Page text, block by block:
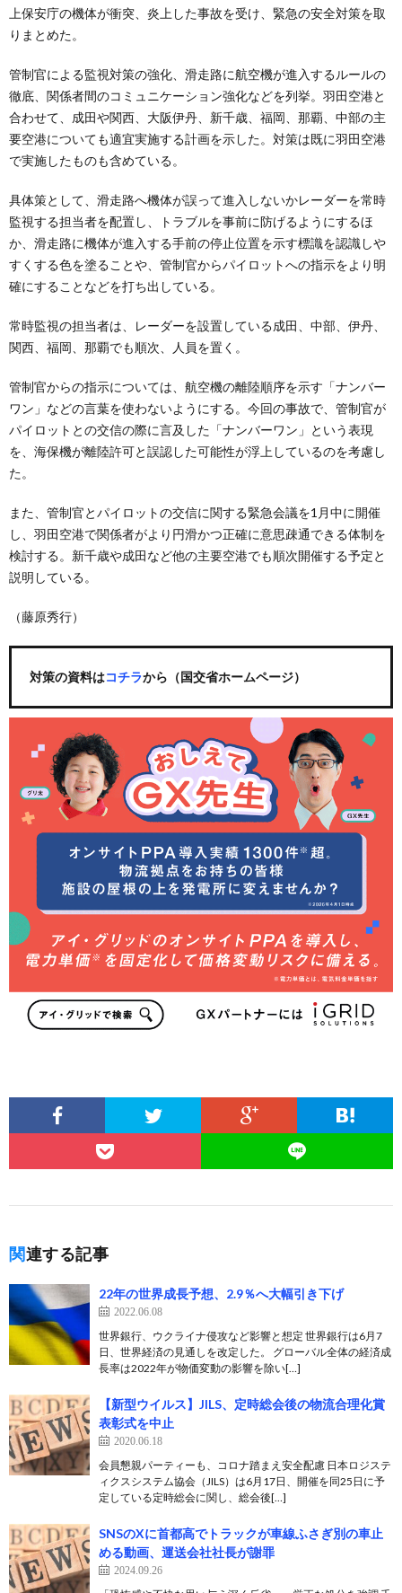
上保安庁の機体が衝突、炎上した事故を受け、緊急の安全対策を取
りまとめた。
管制官による監視対策の強化、滑走路に航空機が進入するルールの
徹底、関係者間のコミュニケーション強化などを列挙。羽田空港と
合わせて、成田や関西、大阪伊丹、新千歳、福岡、那覇、中部の主
要空港についても適宜実施する計画を示した。対策は既に羽田空港
で実施したものも含めている。
具体策として、滑走路へ機体が誤って進入しないかレーダーを常時
監視する担当者を配置し、トラブルを事前に防げるようにするほ
か、滑走路に機体が進入する手前の停止位置を示す標識を認識しや
すくする色を塗ることや、管制官からパイロットへの指示をより明
確にすることなどを打ち出している。
常時監視の担当者は、レーダーを設置している成田、中部、伊丹、
関西、福岡、那覇でも順次、人員を置く。
管制官からの指示については、航空機の離陸順序を示す「ナンバー
ワン」などの言葉を使わないようにする。今回の事故で、管制官が
パイロットとの交信の際に言及した「ナンバーワン」という表現
を、海保機が離陸許可と誤認した可能性が浮上しているのを考慮し
た。
また、管制官とパイロットの交信に関する緊急会議を1月中に開催
し、羽田空港で関係者がより円滑かつ正確に意思疎通できる体制を
検討する。新千歳や成田など他の主要空港でも順次開催する予定と
説明している。
（藤原秀行）
対策の資料はコチラから（国交省ホームページ）
関連する記事
22年の世界成長予想、2.9％へ大幅引き下げ
2022.06.08
世界銀行、ウクライナ侵攻など影響と想定 世界銀行は6月7
日、世界経済の見通しを改定した。 グローバル全体の経済成
長率は2022年が物価変動の影響を除い[…]
【新型ウイルス】JILS、定時総会後の物流合理化賞
表彰式を中止
2020.06.18
会員懇親パーティーも、コロナ踏まえ安全配慮 日本ロジステ
ィクスシステム協会（JILS）は6月17日、開催を同25日に予
定している定時総会に関し、総会後[…]
SNSのXに首都高でトラックが車線ふさぎ別の車止
める動画、運送会社社長が謝罪
2024.09.26